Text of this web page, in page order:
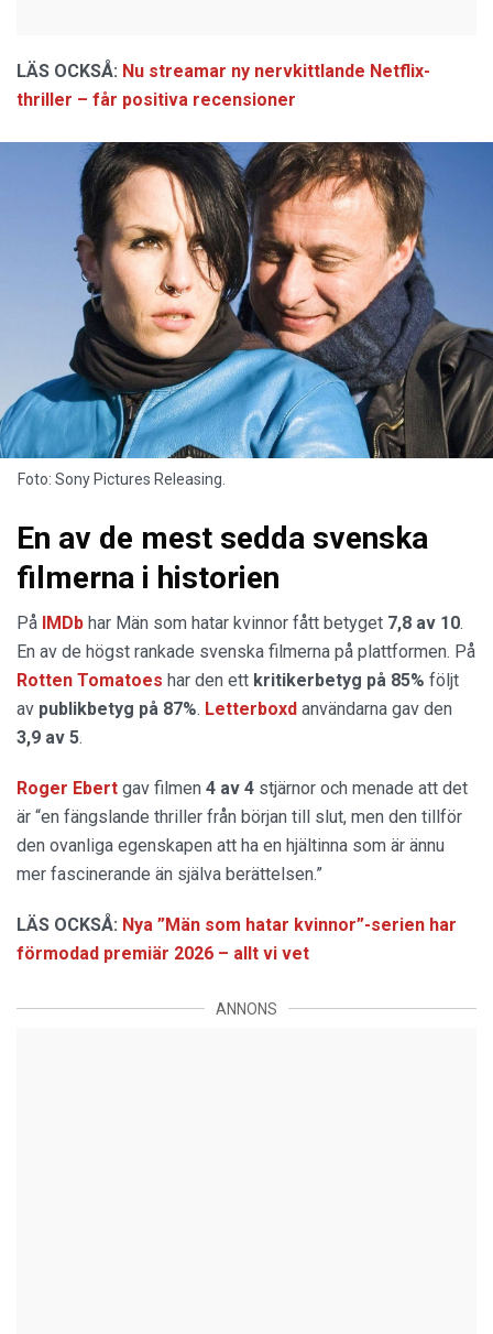
LÄS OCKSÅ: Nu streamar ny nervkittlande Netflix-
thriller – får positiva recensioner
Foto: Sony Pictures Releasing.
En av de mest sedda svenska
filmerna i historien
På IMDb har Män som hatar kvinnor fått betyget 7,8 av 10.
En av de högst rankade svenska filmerna på plattformen. På
Rotten Tomatoes har den ett kritikerbetyg på 85% följt
av publikbetyg på 87%. Letterboxd användarna gav den
3,9 av 5.
Roger Ebert gav filmen 4 av 4 stjärnor och menade att det
är “en fängslande thriller från början till slut, men den tillför
den ovanliga egenskapen att ha en hjältinna som är ännu
mer fascinerande än själva berättelsen.”
LÄS OCKSÅ: Nya ”Män som hatar kvinnor”-serien har
förmodad premiär 2026 – allt vi vet
ANNONS